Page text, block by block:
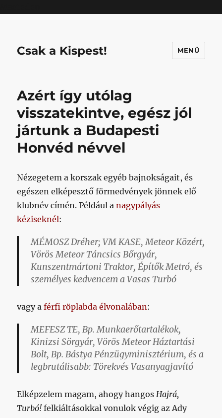
Csak a Kispest! MENÜ
Azért így utólag
visszatekintve, egész jól
jártunk a Budapesti
Honvéd névvel
Nézegetem a korszak egyéb bajnokságait, és
egészen elképesztő förmedvények jönnek elő
klubnév címén. Például anagypályás
kéziseknél:
MÉMOSZ Dréher; VM KASE, Meteor Közért,
Vörös Meteor Táncsics Bőrgyár,
Kunszentmártoni Traktor, Építők Metró, és
személyes kedvencem aVasas Turbó
vagy aférfi röplabda élvonalában:
MEFESZ TE, Bp. Munkaerőtartalékok,
Kinizsi Sörgyár, Vörös Meteor Háztartási
Bolt, Bp. Bástya Pénzügyminisztérium, és a
legbrutálisabb: Törekvés Vasanyagjavító
Elképzelem magam, ahogy hangosHajrá,
Turbó! felkiáltásokkal vonulok végig az Ady